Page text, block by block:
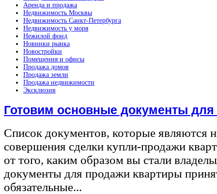
Аренда и продажа
Недвижимость Москвы
Недвижимость Санкт-Петербурга
Недвижимость у моря
Нежилой фонд
Новинки рынка
Новостройки
Помещения и офисы
Продажа домов
Продажа земли
Продажа недвижимости
Эксклюзив
Готовим основные документы
Список документов, которые являются
совершения сделки купли-продажи
от того, каким образом вы стали
документы для продажи квартиры
обязательные...